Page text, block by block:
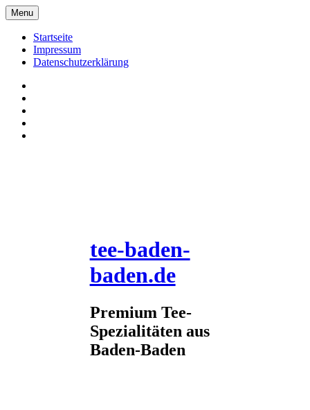
Skip
to
content
Menu
Startseite
Impressum
Datenschutzerklärung
tee-baden-
baden.de
Premium Tee-
Spezialitäten aus
Baden-Baden